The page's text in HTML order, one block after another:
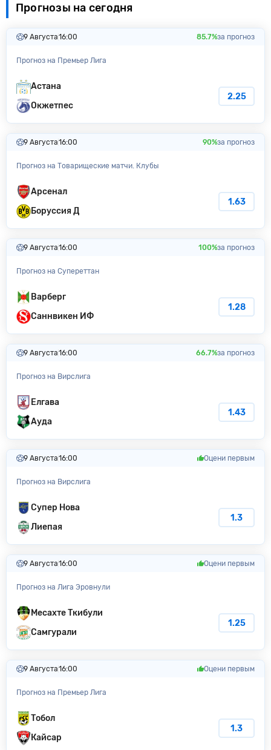
Прогнозы на сегодня
9 Августа16:00 85.7%за прогноз
Прогноз на Премьер Лига
Астана
Окжетпес
2.25
9 Августа16:00 90%за прогноз
Прогноз на Товарищеские матчи. Клубы
Арсенал
Боруссия Д
1.63
9 Августа16:00 100%за прогноз
Прогноз на Супереттан
Варберг
Саннвикен ИФ
1.28
9 Августа16:00 66.7%за прогноз
Прогноз на Вирслига
Елгава
Ауда
1.43
9 Августа16:00 Оцени первым
Прогноз на Вирслига
Супер Нова
Лиепая
1.3
9 Августа16:00 Оцени первым
Прогноз на Лига Эровнули
Месахте Ткибули
Самгурали
1.25
9 Августа16:00 Оцени первым
Прогноз на Премьер Лига
Тобол
Кайсар
1.3